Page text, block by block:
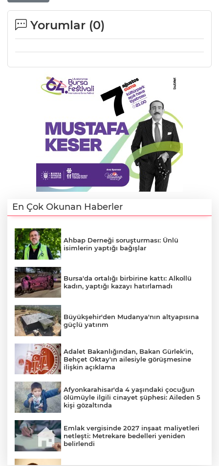
Yorumlar (0)
En Çok Okunan Haberler
Ahbap Derneği soruşturması: Ünlü
isimlerin yaptığı bağışlar
Bursa'da ortalığı birbirine kattı: Alkollü
kadın, yaptığı kazayı hatırlamadı
Büyükşehir'den Mudanya'nın altyapısına
güçlü yatırım
Adalet Bakanlığından, Bakan Gürlek'in,
Behçet Oktay'ın ailesiyle görüşmesine
ilişkin açıklama
Afyonkarahisar'da 4 yaşındaki çocuğun
ölümüyle ilgili cinayet şüphesi: Aileden 5
kişi gözaltında
Emlak vergisinde 2027 inşaat maliyetleri
netleşti: Metrekare bedelleri yeniden
belirlendi